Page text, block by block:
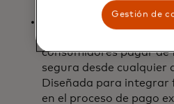
rápidas y convenientes.
Clic to Pay: Una
consumidores pagar de
segura desde cualquier
Diseñada para integrar
en el proceso de pago
Gestión de